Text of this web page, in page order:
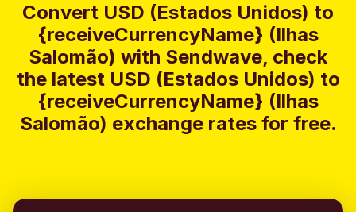
Convert USD (Estados Unidos) to
{receiveCurrencyName} (Ilhas
Salomão) with Sendwave, check
the latest USD (Estados Unidos) to
{receiveCurrencyName} (Ilhas
Salomão) exchange rates for free.